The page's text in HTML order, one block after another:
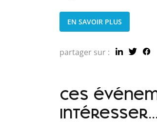
EN SAVOIR PLUS
partager sur :
ces